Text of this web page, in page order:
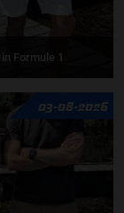
Formule 1
03-08-2026